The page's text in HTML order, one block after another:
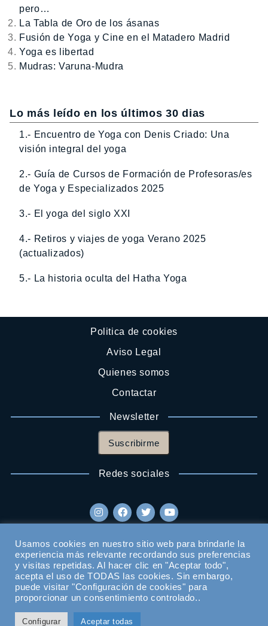
pero…
La Tabla de Oro de los ásanas
Fusión de Yoga y Cine en el Matadero Madrid
Yoga es libertad
Mudras: Varuna-Mudra
Lo más leído en los últimos 30 dias
1.- Encuentro de Yoga con Denis Criado: Una
visión integral del yoga
2.- Guía de Cursos de Formación de Profesoras/es
de Yoga y Especializados 2025
3.- El yoga del siglo XXI
4.- Retiros y viajes de yoga Verano 2025
(actualizados)
5.- La historia oculta del Hatha Yoga
Politica de cookies
Aviso Legal
Quienes somos
Contactar
Newsletter
Suscribirme
Redes sociales
Usamos cookies en nuestro sitio web para brindarle la
experiencia más relevante recordando sus preferencias
y visitas repetidas. Al hacer clic en "Aceptar todo",
acepta el uso de TODAS las cookies. Sin embargo,
puede visitar "Configuración de cookies" para
proporcionar un consentimiento controlado..
Configurar Aceptar todas